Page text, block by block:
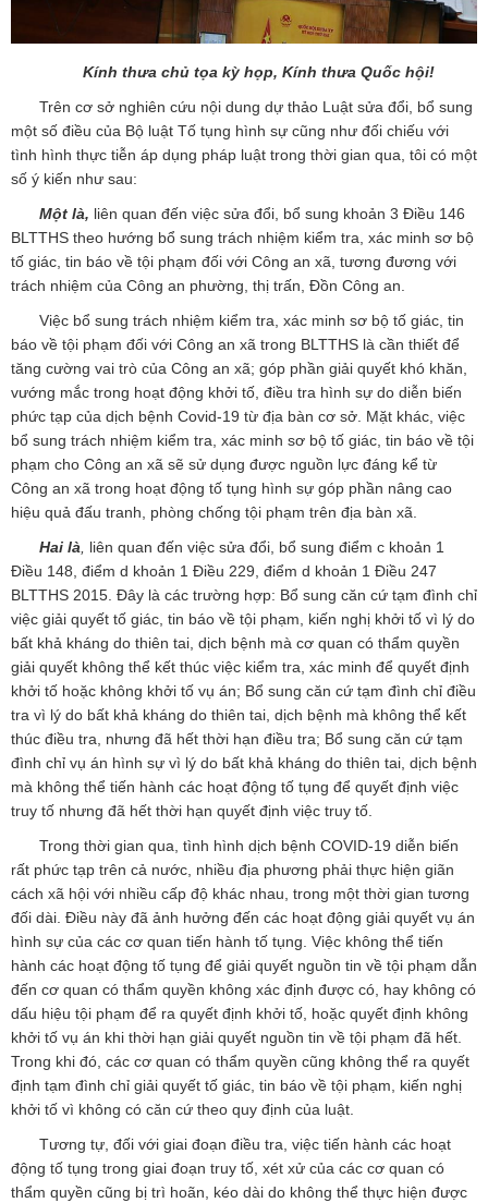
Kính thưa chủ tọa kỳ họp, Kính thưa Quốc hội!
Trên cơ sở nghiên cứu nội dung dự thảo Luật sửa đổi, bổ sung
một số điều của Bộ luật Tố tụng hình sự cũng như đối chiếu với
tình hình thực tiễn áp dụng pháp luật trong thời gian qua, tôi có một
số ý kiến như sau:
Một là, liên quan đến việc sửa đổi, bổ sung khoản 3 Điều 146
BLTTHS theo hướng bổ sung trách nhiệm kiểm tra, xác minh sơ bộ
tố giác, tin báo về tội phạm đối với Công an xã, tương đương với
trách nhiệm của Công an phường, thị trấn, Đồn Công an.
Việc bổ sung trách nhiệm kiểm tra, xác minh sơ bộ tố giác, tin
báo về tội phạm đối với Công an xã trong BLTTHS là cần thiết để
tăng cường vai trò của Công an xã; góp phần giải quyết khó khăn,
vướng mắc trong hoạt động khởi tố, điều tra hình sự do diễn biến
phức tạp của dịch bệnh Covid-19 từ địa bàn cơ sở. Mặt khác, việc
bổ sung trách nhiệm kiểm tra, xác minh sơ bộ tố giác, tin báo về tội
phạm cho Công an xã sẽ sử dụng được nguồn lực đáng kể từ
Công an xã trong hoạt động tố tụng hình sự góp phần nâng cao
hiệu quả đấu tranh, phòng chống tội phạm trên địa bàn xã.
Hai là, liên quan đến việc sửa đổi, bổ sung điểm c khoản 1
Điều 148, điểm d khoản 1 Điều 229, điểm d khoản 1 Điều 247
BLTTHS 2015. Đây là các trường hợp: Bổ sung căn cứ tạm đình chỉ
việc giải quyết tố giác, tin báo về tội phạm, kiến nghị khởi tố vì lý do
bất khả kháng do thiên tai, dịch bệnh mà cơ quan có thẩm quyền
giải quyết không thể kết thúc việc kiểm tra, xác minh để quyết định
khởi tố hoặc không khởi tố vụ án; Bổ sung căn cứ tạm đình chỉ điều
tra vì lý do bất khả kháng do thiên tai, dịch bệnh mà không thể kết
thúc điều tra, nhưng đã hết thời hạn điều tra; Bổ sung căn cứ tạm
đình chỉ vụ án hình sự vì lý do bất khả kháng do thiên tai, dịch bệnh
mà không thể tiến hành các hoạt động tố tụng để quyết định việc
truy tố nhưng đã hết thời hạn quyết định việc truy tố.
Trong thời gian qua, tình hình dịch bệnh COVID-19 diễn biến
rất phức tạp trên cả nước, nhiều địa phương phải thực hiện giãn
cách xã hội với nhiều cấp độ khác nhau, trong một thời gian tương
đối dài. Điều này đã ảnh hưởng đến các hoạt động giải quyết vụ án
hình sự của các cơ quan tiến hành tố tụng. Việc không thể tiến
hành các hoạt động tố tụng để giải quyết nguồn tin về tội phạm dẫn
đến cơ quan có thẩm quyền không xác định được có, hay không có
dấu hiệu tội phạm để ra quyết định khởi tố, hoặc quyết định không
khởi tố vụ án khi thời hạn giải quyết nguồn tin về tội phạm đã hết.
Trong khi đó, các cơ quan có thẩm quyền cũng không thể ra quyết
định tạm đình chỉ giải quyết tố giác, tin báo về tội phạm, kiến nghị
khởi tố vì không có căn cứ theo quy định của luật.
Tương tự, đối với giai đoạn điều tra, việc tiến hành các hoạt
động tố tụng trong giai đoạn truy tố, xét xử của các cơ quan có
thẩm quyền cũng bị trì hoãn, kéo dài do không thể thực hiện được